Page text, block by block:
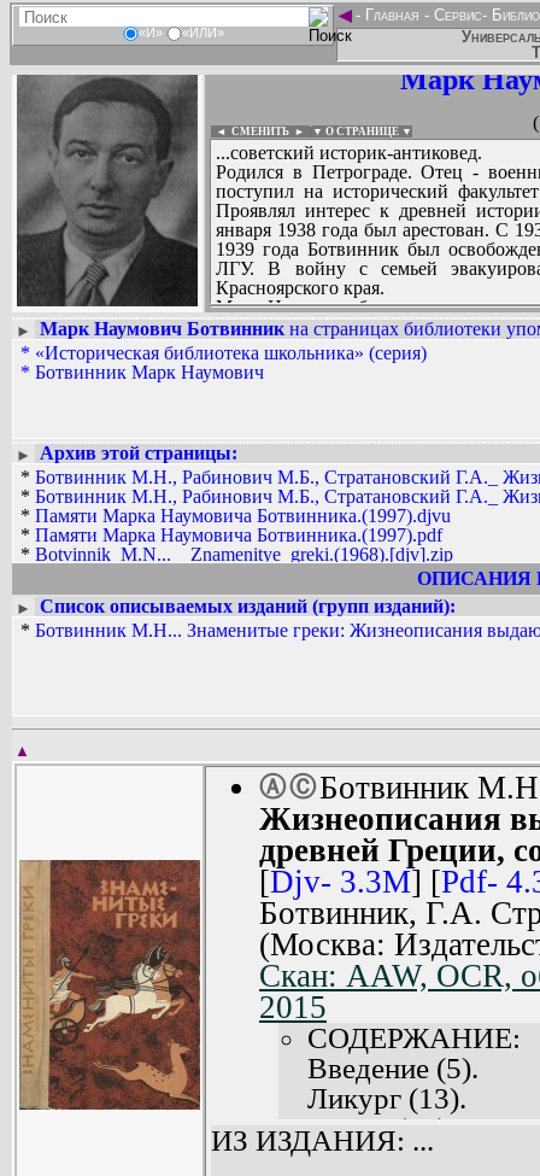
«И» «ИЛИ»
◄- Главная - Сервис-
Марк
◄ СМЕНИТЬ ► ▼ О СТРАНИЦЕ ▼
...советский историк-антиковед.
Родился в Петрограде. Отец -
поступил на исторический
Проявлял интерес к древней
января 1938 года был арестован. С
1939 года Ботвинник был
ЛГУ. В войну с семьей
Красноярского края.
Марк Наумович был известным
количества научных и научно-
Греции и Рима, блестящим
Ботвинника протекала в области
Вадим Ершов...
AAW, bolega...
► Марк Наумович Ботвинник на страницах библиотеки
* «Историческая библиотека школьника» (серия)
* Ботвинник Марк Наумович
►
Архив этой страницы:
* Ботвинник М.Н., Рабинович М.Б., Стратановский Г.А._
* Ботвинник М.Н., Рабинович М.Б., Стратановский Г.А._
* Памяти Марка Наумовича Ботвинника.(1997).djvu
* Памяти Марка Наумовича Ботвинника.(1997).pdf
* Botvinnik_M.N...__Znamenitye_greki.(1968).[djv].zip
Botvinnik_M.N...__Znamenitye_greki.(1968).[pdf].zipОПИСАНИЯ
►
Список описываемых изданий (групп изданий):
* Ботвинник М.Н... Знаменитые греки: Жизнеописания
▲
ⒶⒸБотвинник
Жизнеописания
древней Греции,
[Djv- 3.3M] [Pdf-
Ботвинник, Г.А.
(Москва:
Скан: AAW, OCR,
2015
СОДЕРЖАНИЕ:
Введение (5).
Ликург (13).
Солон (33).
Фемистокл (49).
ИЗ ИЗДАНИЯ: ...